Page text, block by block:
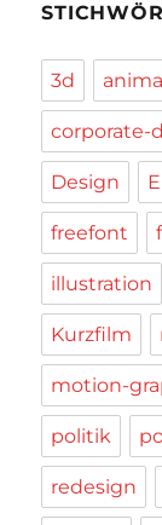
3d
corporate-
Design
freefont
illustration
Kurzfilm
motion-
politik
redesign